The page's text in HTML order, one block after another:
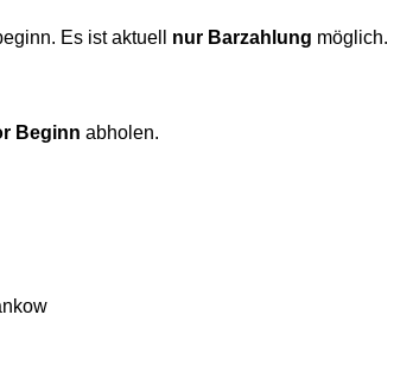
Es ist aktuell nur Barzahlung möglich.
Beginn abholen.